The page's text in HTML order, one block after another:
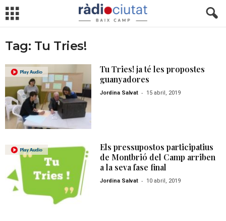
Tag: Tu Tries!
Tu Tries! ja té les propostes
guanyadores
Jordina Salvat - 15 abril, 2019
Els pressupostos participatius
de Montbrió del Camp arriben
a la seva fase final
Jordina Salvat - 10 abril, 2019